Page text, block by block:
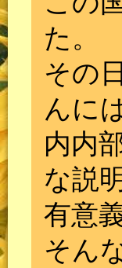
た。
その
んに
内内
な説
有意
そん